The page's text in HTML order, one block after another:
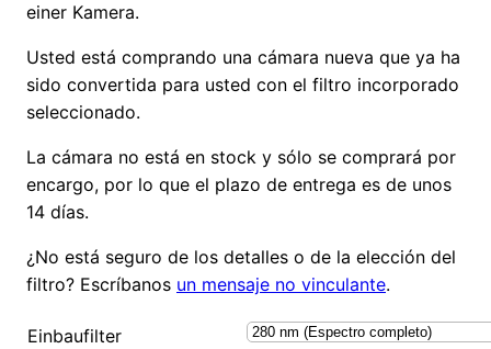
einer Kamera.
Usted está comprando una cámara nueva que ya ha
sido convertida para usted con el filtro incorporado
seleccionado.
La cámara no está en stock y sólo se comprará por
encargo, por lo que el plazo de entrega es de unos
14 días.
¿No está seguro de los detalles o de la elección del
filtro? Escríbanos un mensaje no vinculante.
Einbaufilter